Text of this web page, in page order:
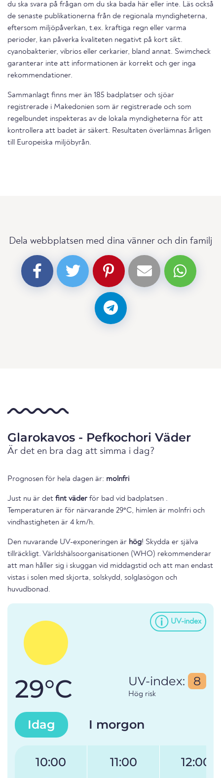
du ska svara på frågan om du ska bada här eller inte. Läs också
de senaste publikationerna från de regionala myndigheterna,
eftersom miljöpåverkan, t.ex. kraftiga regn eller varma
perioder, kan påverka kvaliteten negativt på kort sikt.
cyanobakterier, vibrios eller cerkarier, bland annat. Swimcheck
garanterar inte att informationen är korrekt och ger inga
rekommendationer.
Sammanlagt finns mer än 185 badplatser och sjöar
registrerade i Makedonien som är registrerade och som
regelbundet inspekteras av de lokala myndigheterna för att
kontrollera att badet är säkert. Resultaten överlämnas årligen
till Europeiska miljöbyrån.
Dela webbplatsen med dina vänner och din familj
Glarokavos - Pefkochori Väder
Är det en bra dag att simma i dag?
Prognosen för hela dagen är: molnfri
Just nu är det fint väder för bad vid badplatsen .
Temperaturen är för närvarande 29°C, himlen är molnfri och
vindhastigheten är 4 km/h.
Den nuvarande UV-exponeringen är hög! Skydda er själva
tillräckligt. Världshälsoorganisationen (WHO) rekommenderar
att man håller sig i skuggan vid middagstid och att man endast
vistas i solen med skjorta, solskydd, solglasögon och
huvudbonad.
UV-index
29°C UV-index: 8
Hög risk
Idag I morgon
10:00 11:00 12:00